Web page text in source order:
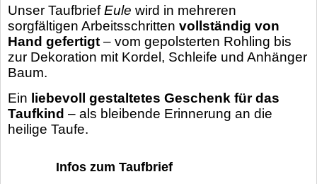
Unser TaufbriefEule wird in mehreren
sorgfältigen Arbeitsschritten vollständig von
Hand gefertigt – vom gepolsterten Rohling bis
zur Dekoration mit Kordel, Schleife und Anhänger
Baum.
Ein liebevoll gestaltetes Geschenk für das
Taufkind – als bleibende Erinnerung an die
heilige Taufe.
Infos zum Taufbrief